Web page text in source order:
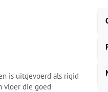
is uitgevoerd als rigid
vloer die goed